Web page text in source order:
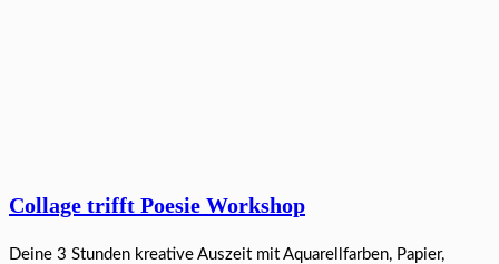
Collage trifft Poesie Workshop
Deine 3 Stunden kreative Auszeit mit Aquarellfarben, Papier,